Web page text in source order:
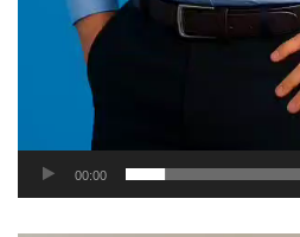
00:00